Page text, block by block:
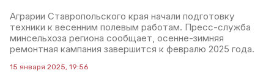
Аграрии Ставропольского края начали подготовку
техники к весенним полевым работам. Пресс-служба
минсельхоза региона сообщает, осенне-зимняя
ремонтная кампания завершится к февралю 2025 года.
15 января 2025, 19:56